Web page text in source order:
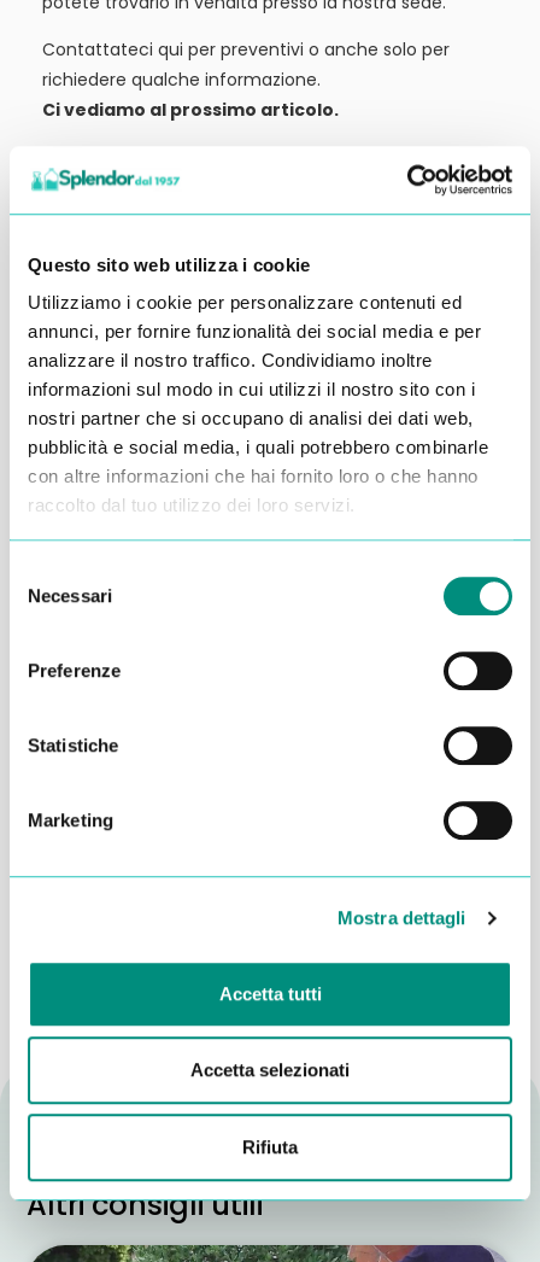
Questo sito web utilizza i cookie
Utilizziamo i cookie per personalizzare contenuti ed
annunci, per fornire funzionalità dei social media e per
analizzare il nostro traffico. Condividiamo inoltre
informazioni sul modo in cui utilizzi il nostro sito con i
nostri partner che si occupano di analisi dei dati web,
pubblicità e social media, i quali potrebbero combinarle
con altre informazioni che hai fornito loro o che hanno
raccolto dal tuo utilizzo dei loro servizi.
delNecessari
Preferenze
Statistiche
Marketing
Mostra dettagli
Accetta tutti
Accetta selezionati
Rifiuta
Contattateci qui per preventivi o anche solo per
richiedere qualche informazione.
Ci vediamo al prossimo articolo.
Inserisci i tuoi dati qui, ti ricontatteremo
entro 48 ore
Dichiaro di aver letto la
e acconsento al
Altri consigli utili